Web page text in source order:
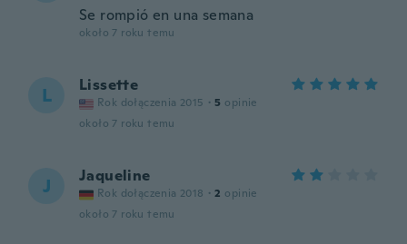
Se rompió en una semana
około 7 roku temu
L Lissette
Rok dołączenia 2015 · 5 opinie
około 7 roku temu
J Jaqueline
Rok dołączenia 2018 · 2 opinie
około 7 roku temu